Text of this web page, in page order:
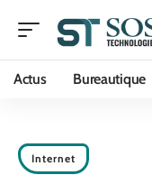
Actus Bureautique
Internet